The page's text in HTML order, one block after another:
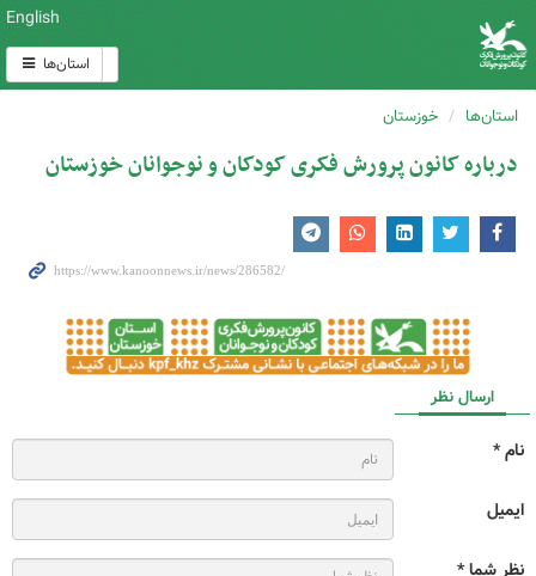
English
استان‌ها
استان‌ها خوزستان
درباره کانون پرورش فکری کودکان و نوجوانان خوزستان
ارسال نظر
نام *
ایمیل
نظر شما *